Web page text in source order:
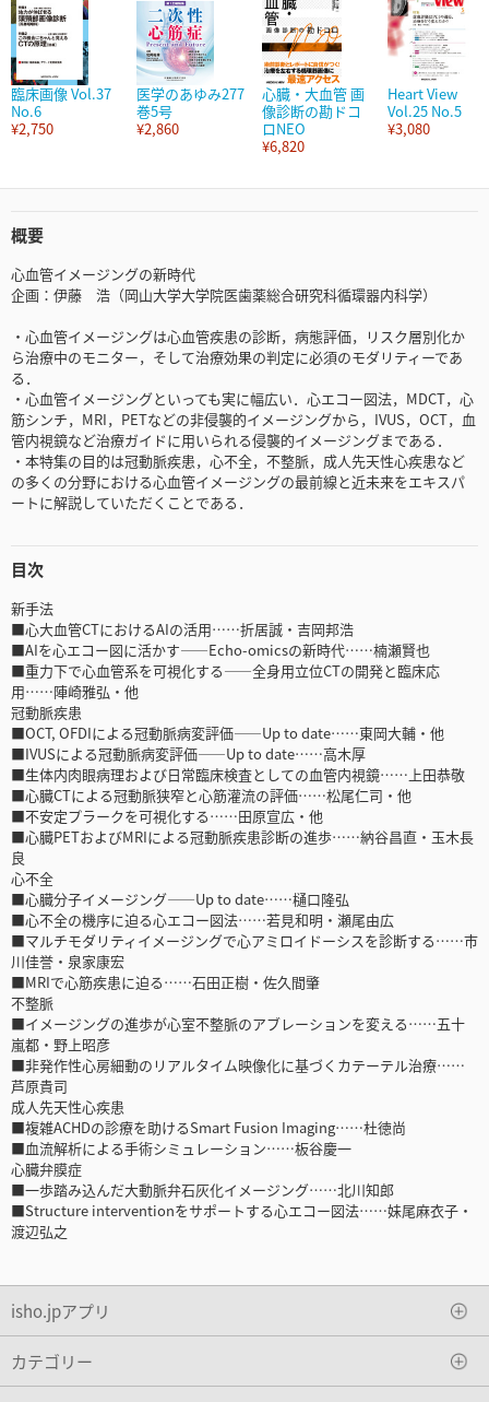
臨床画像 Vol.37
No.6
¥2,750
医学のあゆみ277
巻5号
¥2,860
心臓・大血管 画
像診断の勘ドコ
ロNEO
¥6,820
Heart View
Vol.25 No.5
¥3,080
概要
心血管イメージングの新時代
企画：伊藤 浩（岡山大学大学院医歯薬総合研究科循環器内科学）
・心血管イメージングは心血管疾患の診断，病態評価，リスク層別化か
ら治療中のモニター，そして治療効果の判定に必須のモダリティーであ
る．
・心血管イメージングといっても実に幅広い．心エコー図法，MDCT，心
筋シンチ，MRI，PETなどの非侵襲的イメージングから，IVUS，OCT，血
管内視鏡など治療ガイドに用いられる侵襲的イメージングまである．
・本特集の目的は冠動脈疾患，心不全，不整脈，成人先天性心疾患など
の多くの分野における心血管イメージングの最前線と近未来をエキスパ
ートに解説していただくことである．
目次
新手法
■心大血管CTにおけるAIの活用……折居誠・吉岡邦浩
■AIを心エコー図に活かす――Echo-omicsの新時代……楠瀬賢也
■重力下で心血管系を可視化する――全身用立位CTの開発と臨床応
用……陣崎雅弘・他
冠動脈疾患
■OCT, OFDIによる冠動脈病変評価――Up to date……東岡大輔・他
■IVUSによる冠動脈病変評価――Up to date……高木厚
■生体内肉眼病理および日常臨床検査としての血管内視鏡……上田恭敬
■心臓CTによる冠動脈狭窄と心筋灌流の評価……松尾仁司・他
■不安定プラークを可視化する……田原宣広・他
■心臓PETおよびMRIによる冠動脈疾患診断の進歩……納谷昌直・玉木長
良
心不全
■心臓分子イメージング――Up to date……樋口隆弘
■心不全の機序に迫る心エコー図法……若見和明・瀬尾由広
■マルチモダリティイメージングで心アミロイドーシスを診断する……市
川佳誉・泉家康宏
■MRIで心筋疾患に迫る……石田正樹・佐久間肇
不整脈
■イメージングの進歩が心室不整脈のアブレーションを変える……五十
嵐都・野上昭彦
■非発作性心房細動のリアルタイム映像化に基づくカテーテル治療……
芦原貴司
成人先天性心疾患
■複雑ACHDの診療を助けるSmart Fusion Imaging……杜徳尚
■血流解析による手術シミュレーション……板谷慶一
心臓弁膜症
■一歩踏み込んだ大動脈弁石灰化イメージング……北川知郎
■Structure interventionをサポートする心エコー図法……妹尾麻衣子・
渡辺弘之
isho.jpアプリ
カテゴリー